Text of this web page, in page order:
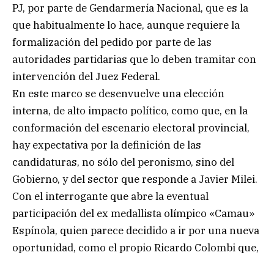
PJ, por parte de Gendarmería Nacional, que es la
que habitualmente lo hace, aunque requiere la
formalización del pedido por parte de las
autoridades partidarias que lo deben tramitar con
intervención del Juez Federal.
En este marco se desenvuelve una elección
interna, de alto impacto político, como que, en la
conformación del escenario electoral provincial,
hay expectativa por la definición de las
candidaturas, no sólo del peronismo, sino del
Gobierno, y del sector que responde a Javier Milei.
Con el interrogante que abre la eventual
participación del ex medallista olímpico «Camau»
Espínola, quien parece decidido a ir por una nueva
oportunidad, como el propio Ricardo Colombi que,